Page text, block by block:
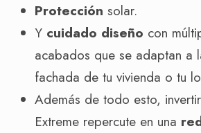
Protección solar.
Y cuidado diseño con
acabados que se adaptan a
fachada de tu vivienda o tu
Además de todo esto,
Extreme repercute en una